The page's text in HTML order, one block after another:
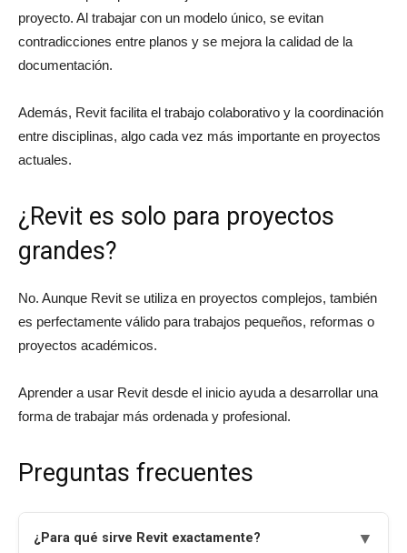
proyecto. Al trabajar con un modelo único, se evitan
contradicciones entre planos y se mejora la calidad de la
documentación.
Además, Revit facilita el trabajo colaborativo y la coordinación
entre disciplinas, algo cada vez más importante en proyectos
actuales.
¿Revit es solo para proyectos
grandes?
No. Aunque Revit se utiliza en proyectos complejos, también
es perfectamente válido para trabajos pequeños, reformas o
proyectos académicos.
Aprender a usar Revit desde el inicio ayuda a desarrollar una
forma de trabajar más ordenada y profesional.
Preguntas frecuentes
¿Para qué sirve Revit exactamente? ▼